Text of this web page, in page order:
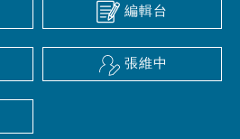
編輯台
張維中